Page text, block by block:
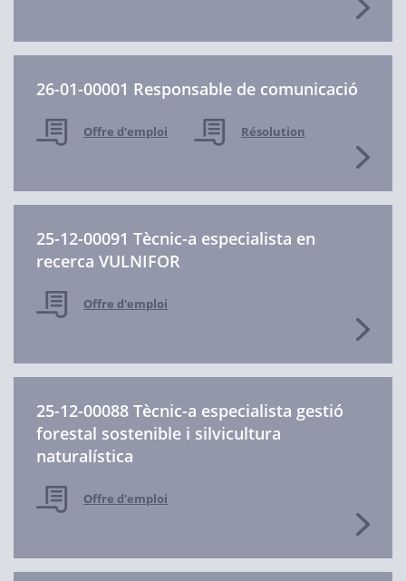
26-01-00001 Responsable de comunicació
Offre d'emploi Résolution
25-12-00091 Tècnic-a especialista en
recerca VULNIFOR
Offre d'emploi
25-12-00088 Tècnic-a especialista gestió
forestal sostenible i silvicultura
naturalística
Offre d'emploi